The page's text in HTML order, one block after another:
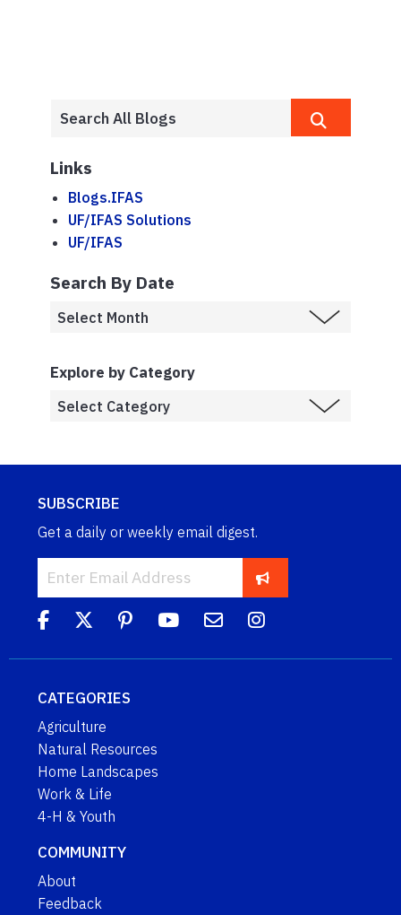
Links
Blogs.IFAS
UF/IFAS Solutions
UF/IFAS
Search By Date
Explore by Category
SUBSCRIBE
Get a daily or weekly email digest.
CATEGORIES
Agriculture
Natural Resources
Home Landscapes
Work & Life
4-H & Youth
COMMUNITY
About
Feedback